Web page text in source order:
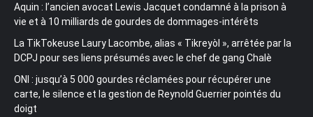
Aquin : l’ancien avocat Lewis Jacquet condamné à la prison à
vie et à 10 milliards de gourdes de dommages-intérêts
La TikTokeuse Laury Lacombe, alias « Tikreyòl », arrêtée par la
DCPJ pour ses liens présumés avec le chef de gang Chalè
ONI : jusqu’à 5 000 gourdes réclamées pour récupérer une
carte, le silence et la gestion de Reynold Guerrier pointés du
doigt